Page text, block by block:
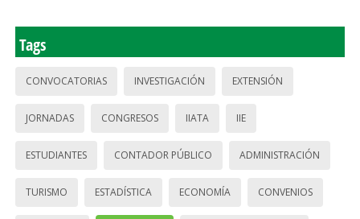
Tags
CONVOCATORIAS INVESTIGACIÓN EXTENSIÓN
JORNADAS CONGRESOS IIATA IIE
ESTUDIANTES CONTADOR PÚBLICO ADMINISTRACIÓN
TURISMO ESTADÍSTICA ECONOMÍA CONVENIOS